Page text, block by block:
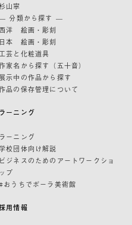
山寧
分類から探す —
洋 絵画・彫刻
日本 絵画・彫刻
工芸と化粧道具
家名から探す（五十音）
展示中の作品から探す
品の保存管理について
ラーニング
ラーニング
校団体向け解説
ビジネスのためのアートワークショ
ップ
おうちでポーラ美術館
用情報